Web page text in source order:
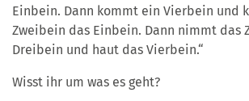
Einbein. Dann kommt ein Vierbein und
Zweibein das Einbein. Dann nimmt das
Dreibein und haut das Vierbein.“
Wisst ihr um was es geht?